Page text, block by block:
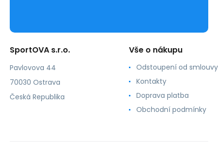
SportOVA s.r.o.
Pavlovova 44
70030 Ostrava
Česká Republika
Vše o nákupu
Odstoupení od smlouvy
Kontakty
Doprava platba
Obchodní podmínky